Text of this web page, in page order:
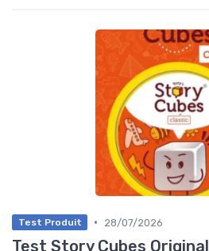
Test Produit • 28/07/2026
Test Story Cubes